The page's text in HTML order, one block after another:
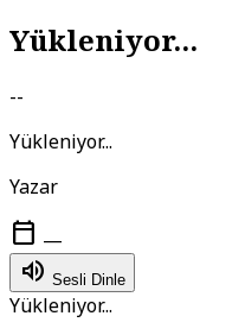
Yükleniyor...
--
Yükleniyor...
Yazar
calendar_today —
volume_up Sesli Dinle
Yükleniyor...